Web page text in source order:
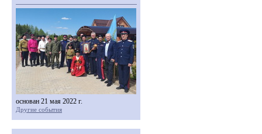
основан 21 мая 2022 г.
Другие события